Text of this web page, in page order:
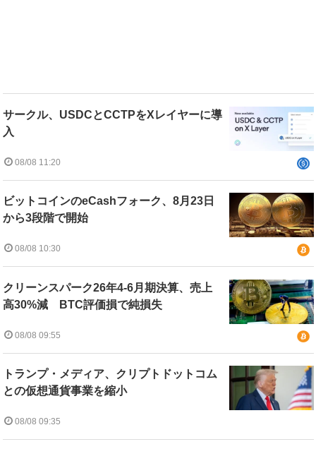
サークル、USDCとCCTPをXレイヤーに導
入
08/08 11:20
ビットコインのeCashフォーク、8月23日
から3段階で開始
08/08 10:30
クリーンスパーク26年4-6月期決算、売上
高30%減 BTC評価損で純損失
08/08 09:55
トランプ・メディア、クリプトドットコム
との仮想通貨事業を縮小
08/08 09:35